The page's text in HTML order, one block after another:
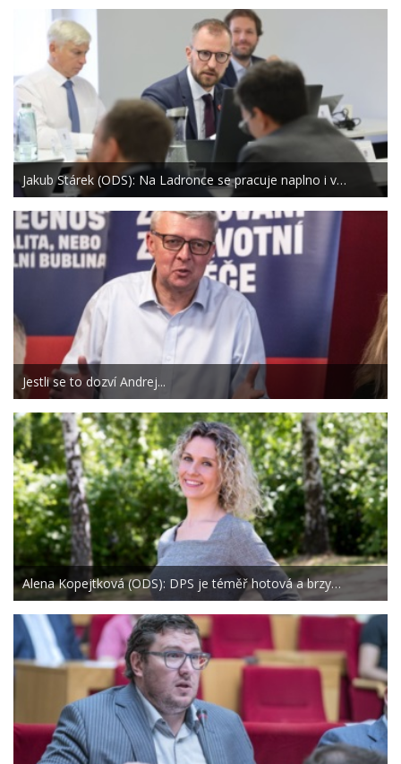
Jakub Stárek (ODS): Na Ladronce se pracuje naplno i v…
Jestli se to dozví Andrej...
Alena Kopejtková (ODS): DPS je téměř hotová a brzy…